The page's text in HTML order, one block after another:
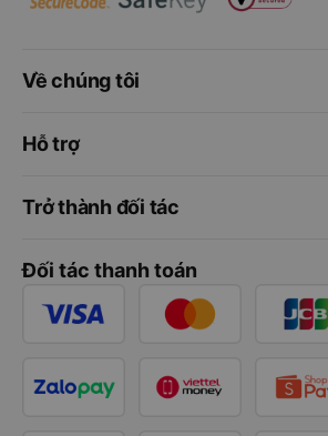
Về chúng tôi
Hỗ trợ
Trở thành đối tác
Đối tác thanh toán